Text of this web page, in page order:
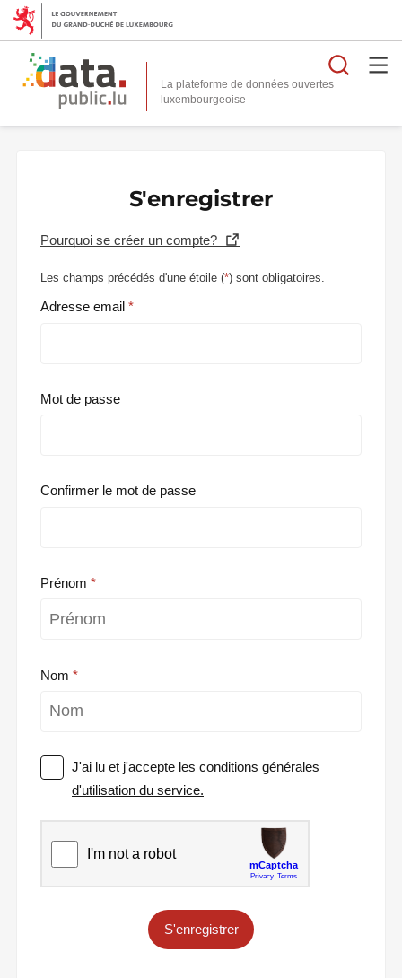
La plateforme de données ouvertes
S'enregistrer
Pourquoi se créer un compte?
Les champs précédés d'une étoile (*) sont obligatoires.
Adresse email
Mot de passe
Confirmer le mot de passe
Prénom
Nom
J'ai lu et j'accepte les conditions générales
d'utilisation du service.
S'enregistrer